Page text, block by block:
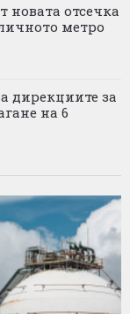
новата отсечка
метро
дирекциите за
на 6